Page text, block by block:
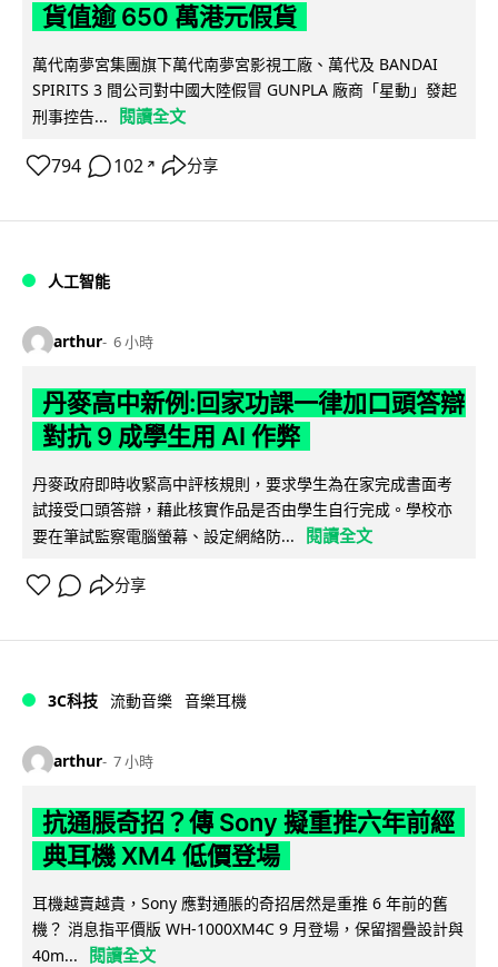
貨值逾 650 萬港元假貨
萬代南夢宮集團旗下萬代南夢宮影視工廠、萬代及 BANDAI
SPIRITS 3 間公司對中國大陸假冒 GUNPLA 廠商「星動」發起
刑事控告...
閱讀全文
794 102 ↗ 分享
人工智能
arthur 6 小時
丹麥高中新例:回家功課一律加口頭答辯
對抗 9 成學生用 AI 作弊
丹麥政府即時收緊高中評核規則，要求學生為在家完成書面考
試接受口頭答辯，藉此核實作品是否由學生自行完成。學校亦
要在筆試監察電腦螢幕、設定網絡防...
閱讀全文
分享
3C科技 流動音樂 音樂耳機
arthur 7 小時
抗通脹奇招？傳 Sony 擬重推六年前經
典耳機 XM4 低價登場
耳機越賣越貴，Sony 應對通脹的奇招居然是重推 6 年前的舊
機？ 消息指平價版 WH-1000XM4C 9 月登場，保留摺疊設計與
40m...
閱讀全文